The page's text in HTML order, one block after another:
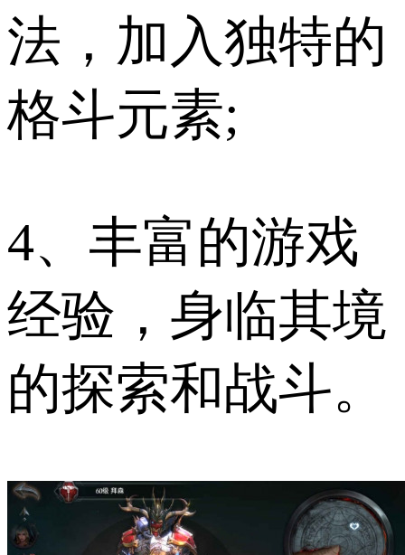
法，加入独特的
格斗元素;
4、丰富的游戏
经验，身临其境
的探索和战斗。